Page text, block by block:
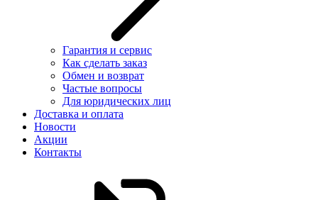
Гарантия и сервис
Как сделать заказ
Обмен и возврат
Частые вопросы
Для юридических лиц
Доставка и оплата
Новости
Акции
Контакты